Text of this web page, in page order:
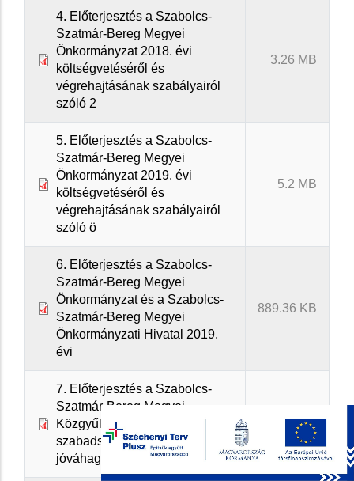
4. Előterjesztés a Szabolcs-
Szatmár-Bereg Megyei
Önkormányzat 2018. évi
költségvetéséről és
végrehajtásának szabályairól
szóló 2
3.26 MB
5. Előterjesztés a Szabolcs-
Szatmár-Bereg Megyei
Önkormányzat 2019. évi
költségvetéséről és
végrehajtásának szabályairól
szóló ö
5.2 MB
6. Előterjesztés a Szabolcs-
Szatmár-Bereg Megyei
Önkormányzat és a Szabolcs-
Szatmár-Bereg Megyei
Önkormányzati Hivatal 2019.
évi
889.36 KB
7. Előterjesztés a Szabolcs-
Szatmár-Bereg Megyei
Közgyűlés elnöke 2019. évi
szabadságolási ütemtervének
jóváhagyására
165.53 KB